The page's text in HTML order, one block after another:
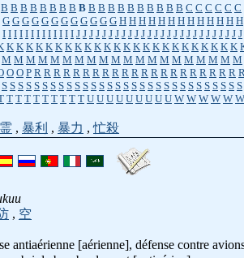
B B B B B B B B B B B B B B B B B B B C C C C C C
G G G G G G G G G G G G H H H H H H H H H H H H H
I I I I I I I I I I I I I J J J J J J J J J J J J J J J J J J J J J J J J J J
K K K K K K K K K K K K K K K K K K K K K K K K
M M M M M M M M M M M M M M M M M M M M
O O P R R R R R R R R R R R R R R R R R R R R R R
S S S S S S S S S S S S S S S S S S S S S S S S S S S S S S
T T T T T T T T T U U U U U U U U U W W W W W W
, 暴利 , 暴力 ,忙殺
, 空
antiaérienne [aérienne], défense contre